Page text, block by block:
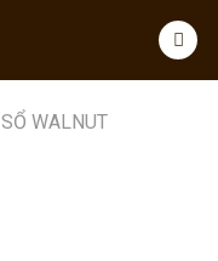
SỔ WALNUT